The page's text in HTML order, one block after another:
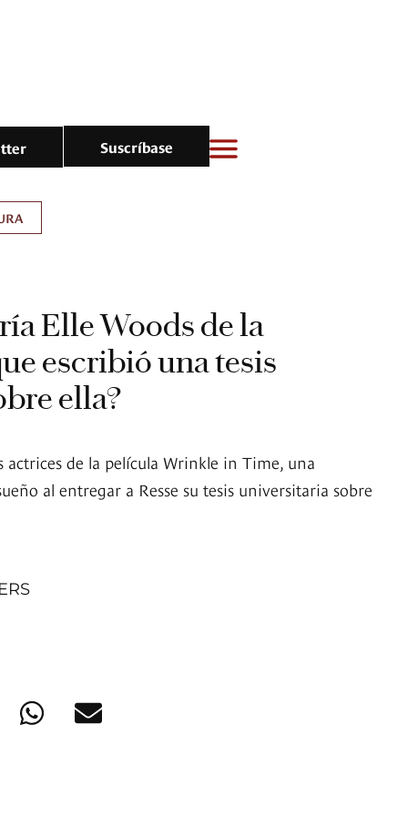
Suscríbase
Elle Woods de la
escribió una tesis
ella?
actrices de la película Wrinkle in Time, una
al entregar a Resse su tesis universitaria sobre